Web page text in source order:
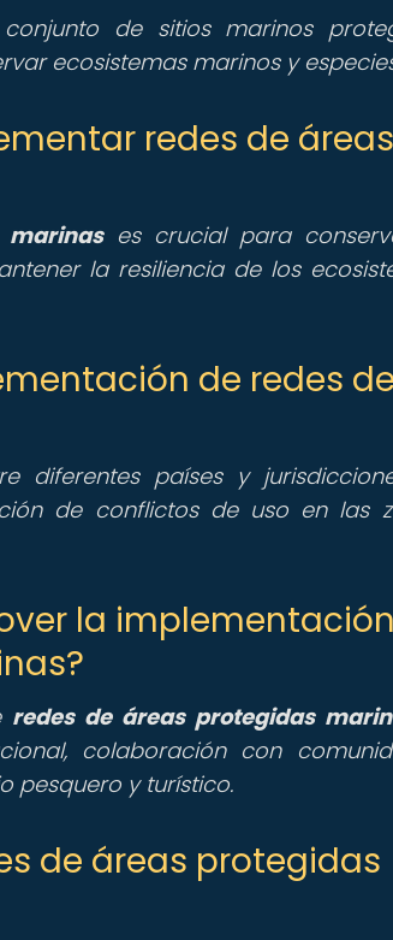
de sitios marinos
ecosistemas marinos y
redes de áreas
marinases crucial para
la resiliencia de los
de redes de
diferentes países y
de conflictos de uso en las
la implementación
redes de áreas protegidas
colaboración con
pesquero y turístico.
de áreas protegidas